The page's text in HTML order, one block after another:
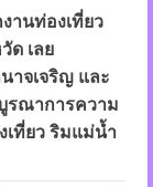
านท่องเที่ยว
ด เลย
าจเจริญ และ
รณาการความ
เที่ยว ริมแม่น้ำ